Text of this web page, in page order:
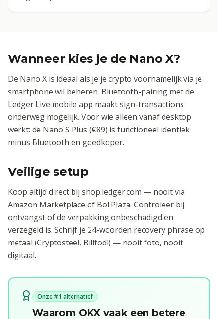
Wanneer kies je de Nano X?
De Nano X is ideaal als je je crypto voornamelijk via je
smartphone wil beheren. Bluetooth-pairing met de
Ledger Live mobile app maakt sign-transactions
onderweg mogelijk. Voor wie alleen vanaf desktop
werkt: de Nano S Plus (€89) is functioneel identiek
minus Bluetooth en goedkoper.
Veilige setup
Koop altijd direct bij shop.ledger.com — nooit via
Amazon Marketplace of Bol Plaza. Controleer bij
ontvangst of de verpakking onbeschadigd en
verzegeld is. Schrijf je 24-woorden recovery phrase op
metaal (Cryptosteel, Billfodl) — nooit foto, nooit
digitaal.
Onze #1 alternatief
Waarom OKX vaak een betere